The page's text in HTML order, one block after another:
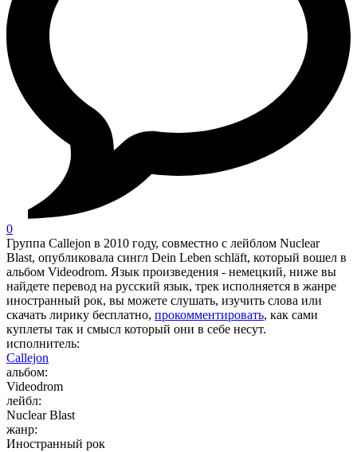
0
Группа Callejon в 2010 году, совместно с лейблом Nuclear
Blast, опубликовала сингл Dein Leben schläft, который вошел в
альбом Videodrom. Язык произведения - немецкий, ниже вы
найдете перевод на русский язык, трек исполняется в жанре
иностранный рок, вы можете слушать, изучить слова или
скачать лирику бесплатно, прокомментировать, как сами
куплеты так и смысл который они в себе несут.
исполнитель:
Callejon
альбом:
Videodrom
лейбл:
Nuclear Blast
жанр:
Иностранный рок